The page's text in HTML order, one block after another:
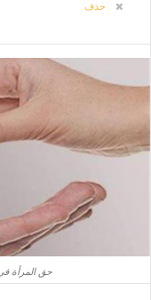
حذف
حق المرأة